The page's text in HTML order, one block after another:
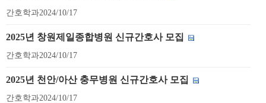
간호학과2024/10/17
2025년 창원제일종합병원 신규간호사 모집
간호학과2024/10/17
2025년 천안/아산 충무병원 신규간호사 모집
간호학과2024/10/17